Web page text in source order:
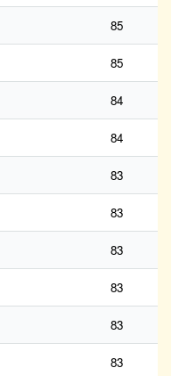
85
85
84
84
83
83
83
83
83
83